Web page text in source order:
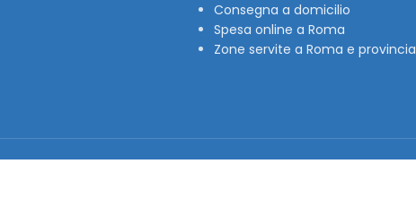
Consegna a domicilio
Spesa online a Roma
Zone servite a Roma e provincia